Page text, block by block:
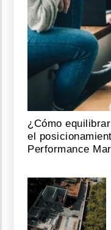
¿Cómo
el
Performance